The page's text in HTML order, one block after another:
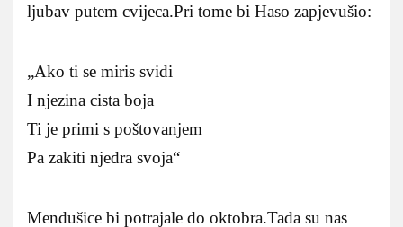
ljubav putem cvijeca.Pri tome bi Haso zapjevušio:
„Ako ti se miris svidi
I njezina cista boja
Ti je primi s poštovanjem
Pa zakiti njedra svoja“
Mendušice bi potrajale do oktobra.Tada su nas